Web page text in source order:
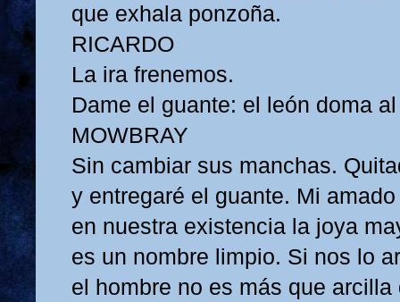
que exhala ponzoña.
RICARDO
La ira frenemos.
Dame el guante: el león doma
MOWBRAY
Sin cambiar sus manchas.
y entregaré el guante. Mi
en nuestra existencia la joya
es un nombre limpio. Si nos lo
el hombre no es más que arcilla